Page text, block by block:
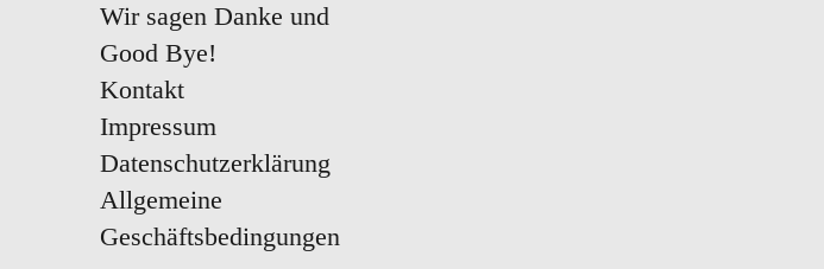
Wir sagen Danke und
Good Bye!
Kontakt
Impressum
Datenschutzerklärung
Allgemeine
Geschäftsbedingungen